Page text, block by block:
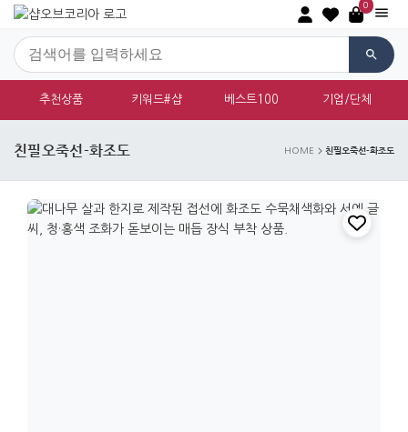
0
추천상품 키워드#샵 베스트100 기업/단체
친필오죽선-화조도 HOME 친필오죽선-화조도